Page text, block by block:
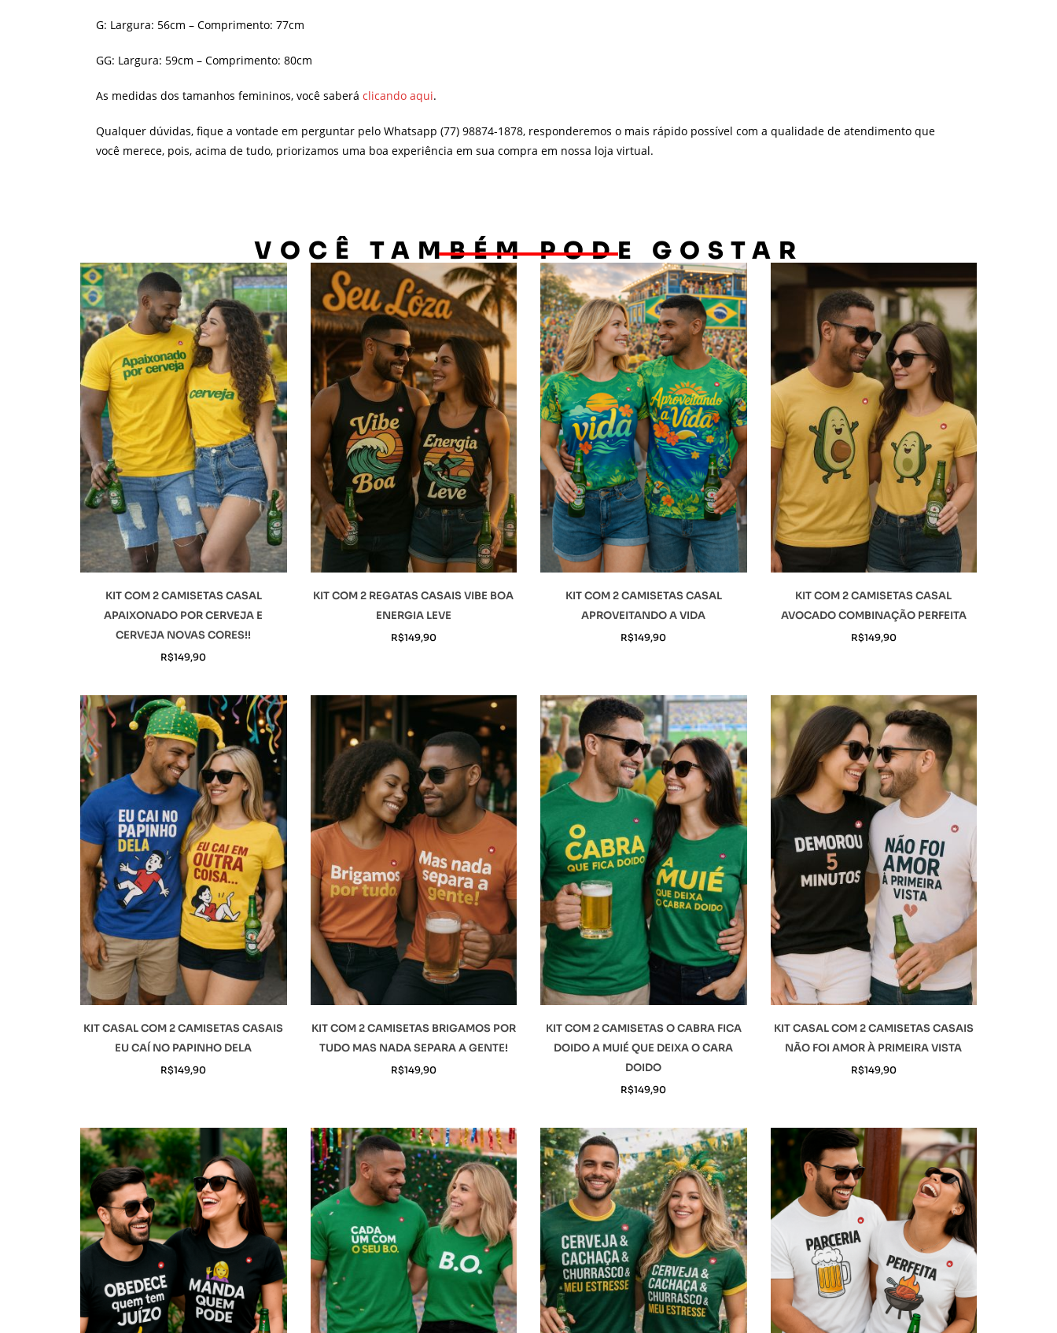
G: Largura: 56cm – Comprimento: 77cm
GG: Largura: 59cm – Comprimento: 80cm
As medidas dos tamanhos femininos, você saberá clicando aqui.
Qualquer dúvidas, fique a vontade em perguntar pelo Whatsapp (77) 98874-1878, responderemos o mais rápido possível com a qualidade de atendimento que
você merece, pois, acima de tudo, priorizamos uma boa experiência em sua compra em nossa loja virtual.
VOCÊ TAMBÉM PODE GOSTAR
KIT COM 2 CAMISETAS CASAL
APAIXONADO POR CERVEJA E
CERVEJA NOVAS CORES!!
R$149,90
KIT COM 2 REGATAS CASAIS VIBE BOA
ENERGIA LEVE
R$149,90
KIT COM 2 CAMISETAS CASAL
APROVEITANDO A VIDA
R$149,90
KIT COM 2 CAMISETAS CASAL
AVOCADO COMBINAÇÃO PERFEITA
R$149,90
KIT CASAL COM 2 CAMISETAS CASAIS
EU CAÍ NO PAPINHO DELA
R$149,90
KIT COM 2 CAMISETAS BRIGAMOS POR
TUDO MAS NADA SEPARA A GENTE!
R$149,90
KIT COM 2 CAMISETAS O CABRA FICA
DOIDO A MUIÉ QUE DEIXA O CARA
DOIDO
R$149,90
KIT CASAL COM 2 CAMISETAS CASAIS
NÃO FOI AMOR À PRIMEIRA VISTA
R$149,90